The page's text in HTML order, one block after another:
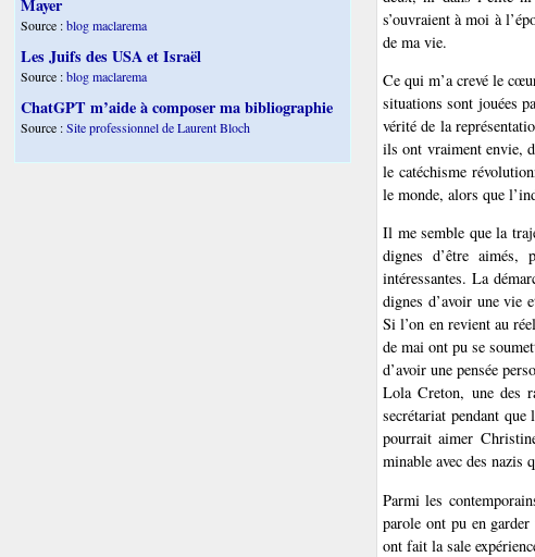
s’ouvraient à moi à
de ma vie.
Ce qui m’a crevé le
situations sont jouées
vérité de la
ils ont vraiment envie,
le catéchisme
le monde, alors que
Il me semble que la
dignes d’être aimés,
intéressantes. La
dignes d’avoir une vie
Si l’on en revient au
de mai ont pu se
d’avoir une pensée
Lola Creton, une des
secrétariat pendant
pourrait aimer
minable avec des nazis
Parmi les
parole ont pu en
ont fait la sale
Mayer
Source :blog maclarema
Les Juifs des USA et Israël
Source :blog maclarema
ChatGPT m’aide à composer ma bibliographie
Source :Site professionnel de Laurent Bloch